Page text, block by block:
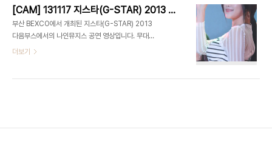
[CAM] 131117 지스타(G-STAR) 2013 - 나인뮤지스(세라) by PIERCE
부산 BEXCO에서 개최된 지스타(G-STAR) 2013
다음부스에서의 나인뮤지스 공연 영상입니다. 무대
여건상 GUN은 부르지 않았습니다. 네이버, 판도라
더보기